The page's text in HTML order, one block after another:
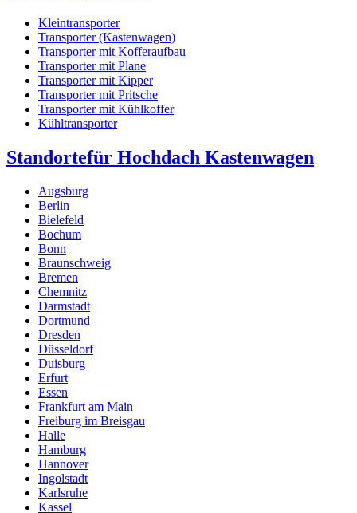
Kleintransporter
Transporter (Kastenwagen)
Transporter mit Kofferaufbau
Transporter mit Plane
Transporter mit Kipper
Transporter mit Pritsche
Transporter mit Kühlkoffer
Kühltransporter
Standortefür Hochdach Kastenwagen
Augsburg
Berlin
Bielefeld
Bochum
Bonn
Braunschweig
Bremen
Chemnitz
Darmstadt
Dortmund
Dresden
Düsseldorf
Duisburg
Erfurt
Essen
Frankfurt am Main
Freiburg im Breisgau
Halle
Hamburg
Hannover
Ingolstadt
Karlsruhe
Kassel